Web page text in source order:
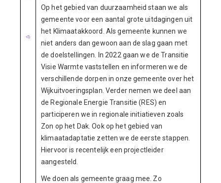
Op het gebied van duurzaamheid staan we als
gemeente voor een aantal grote uitdagingen uit
het Klimaatakkoord. Als gemeente kunnen we
niet anders dan gewoon aan de slag gaan met
de doelstellingen. In 2022 gaan we de Transitie
Visie Warmte vaststellen en informeren we de
verschillende dorpen in onze gemeente over het
Wijkuitvoeringsplan. Verder nemen we deel aan
de Regionale Energie Transitie (RES) en
participeren we in regionale initiatieven zoals
Zon op het Dak. Ook op het gebied van
klimaatadaptatie zetten we de eerste stappen.
Hiervoor is recentelijk een projectleider
aangesteld.
We doen als gemeente graag mee. Zo